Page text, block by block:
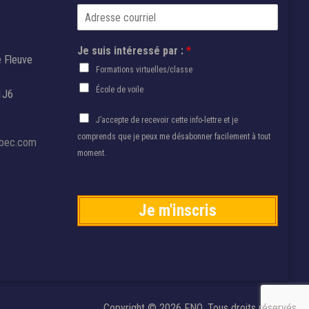
Fleuve
p
r
J
e
r
r
e
*
Je suis intéressé par : *
Formations virtuelles/classe
École de voile
A
o
s
t
J’accepte de recevoir cette info-lettre et je
comprends que je peux me désabonner facilement à tout
moment.
Je m'inscris